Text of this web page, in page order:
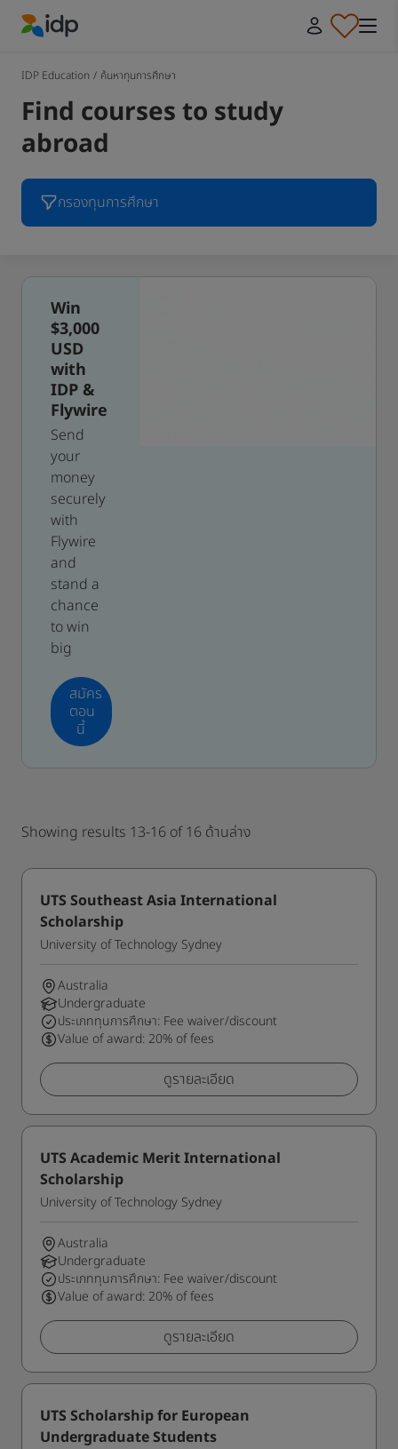
IDP Education / ค้นหาทุนการศึกษา
Find courses to study
abroad
กรองทุนการศึกษา
Win
$3,000
USD
with
IDP &
Flywire
Send
your
money
securely
with
Flywire
and
stand a
chance
to win
big
สมัคร
ตอน
นี้
Showing results 13-16 of 16 ด้านล่าง
UTS Southeast Asia International
Scholarship
University of Technology Sydney
Australia
Undergraduate
ประเภททุนการศึกษา: Fee waiver/discount
Value of award: 20% of fees
ดูรายละเอียด
UTS Academic Merit International
Scholarship
University of Technology Sydney
Australia
Undergraduate
ประเภททุนการศึกษา: Fee waiver/discount
Value of award: 20% of fees
ดูรายละเอียด
UTS Scholarship for European
Undergraduate Students